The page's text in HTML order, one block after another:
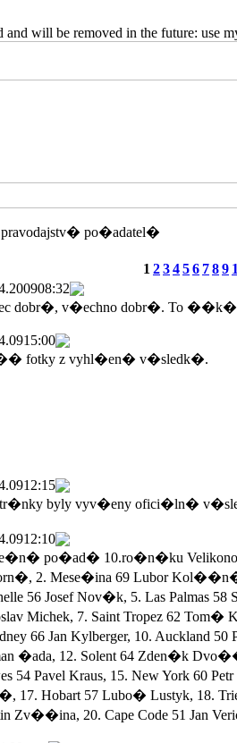
and will be removed in the future: use
po�adatel�
1 23456 789
08:32
dobr�, v�echno dobr�. To
15:00
fotky z vyhl�en� v�sledk�.
12:15
byly vyv�eny ofici�ln�
12:10
po�ad� 10.ro�n�ku
2. Mese�ina 69 Lubor
56 Josef Nov�k, 5. Las Palmas
Michek, 7. Saint Tropez 62
66 Jan Kylberger, 10. Auckland
�ada, 12. Solent 64 Zden�k
54 Pavel Kraus, 15. New York 60
17. Hobart 57 Lubo� Lustyk, 18.
Zv��ina, 20. Cape Code 51 Jan